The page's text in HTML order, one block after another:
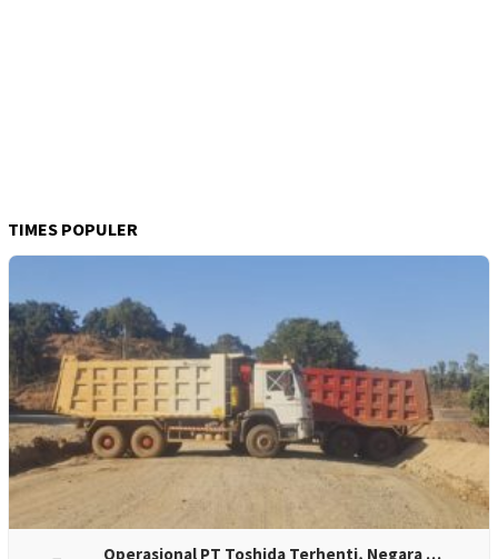
TIMES POPULER
Operasional PT Toshida Terhenti, Negara …